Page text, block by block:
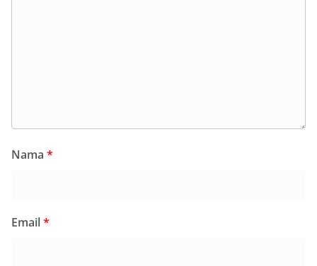
Nama *
Email*